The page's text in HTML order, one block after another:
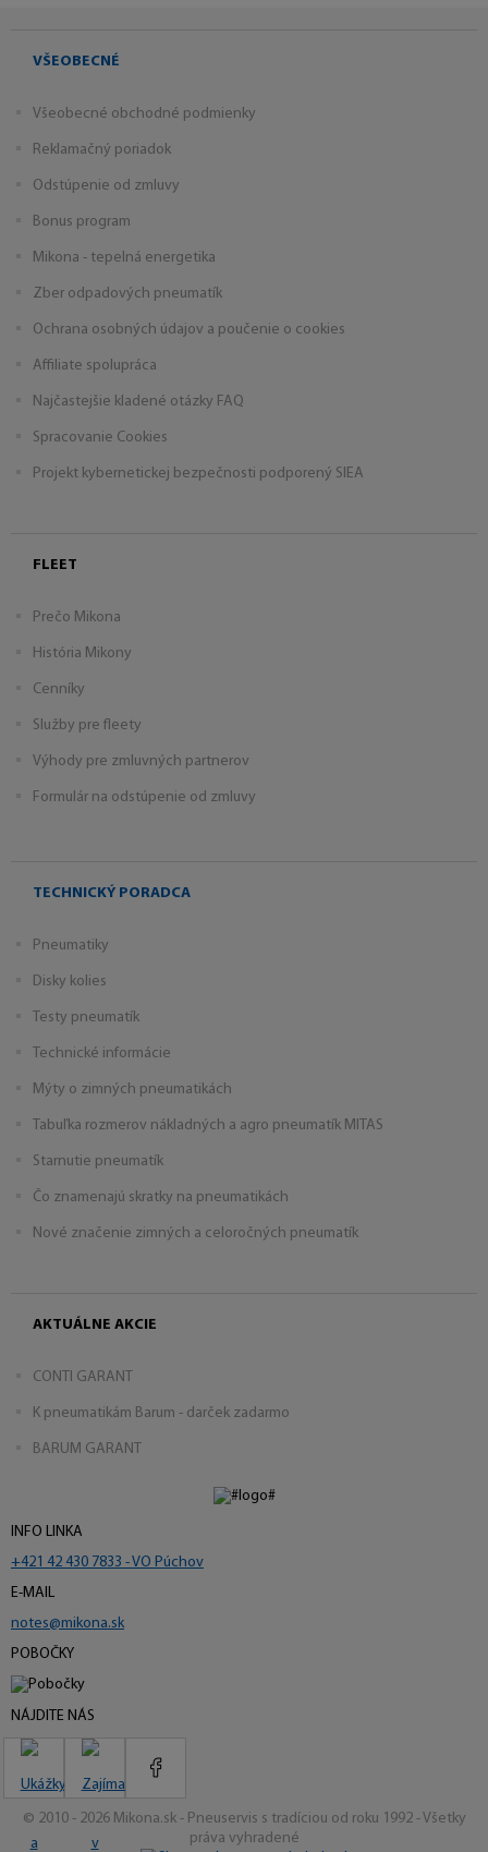
VŠEOBECNÉ
Všeobecné obchodné podmienky
Reklamačný poriadok
Odstúpenie od zmluvy
Bonus program
Mikona - tepelná energetika
Zber odpadových pneumatík
Ochrana osobných údajov a poučenie o cookies
Affiliate spolupráca
Najčastejšie kladené otázky FAQ
Spracovanie Cookies
Projekt kybernetickej bezpečnosti podporený SIEA
FLEET
Prečo Mikona
História Mikony
Cenníky
Služby pre fleety
Výhody pre zmluvných partnerov
Formulár na odstúpenie od zmluvy
TECHNICKÝ PORADCA
Pneumatiky
Disky kolies
Testy pneumatík
Technické informácie
Mýty o zimných pneumatikách
Tabuľka rozmerov nákladných a agro pneumatík MITAS
Starnutie pneumatík
Čo znamenajú skratky na pneumatikách
Nové značenie zimných a celoročných pneumatík
AKTUÁLNE AKCIE
CONTI GARANT
K pneumatikám Barum - darček zadarmo
BARUM GARANT
INFO LINKA
+421 42 430 7833 - VO Púchov
E-MAIL
notes@mikona.sk
POBOČKY
NÁJDITE NÁS
© 2010 - 2026 Mikona.sk - Pneuservis s tradíciou od roku 1992 - Všetky
práva vyhradené